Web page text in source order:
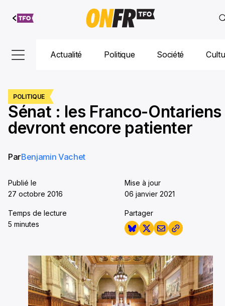
Aller au
contenu
Actualité Politique Société
POLITIQUE
Sénat : les Franco-Ontariens
devront encore patienter
ParBenjamin Vachet
Publié le
27 octobre 2016
Mise à jour
06 janvier 2021
Temps de lecture
5 minutes
Partager